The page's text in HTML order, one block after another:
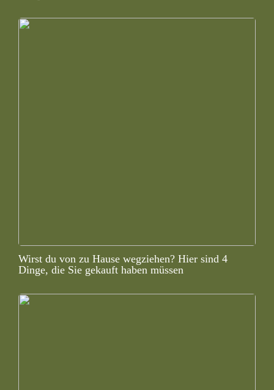
Wirst du von zu Hause wegziehen? Hier sind 4
Dinge, die Sie gekauft haben müssen